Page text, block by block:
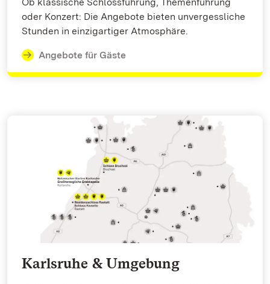
oder Konzert: Die Angebote bieten unvergessliche
Stunden in einzigartiger Atmosphäre.
Angebote für Gäste
Karlsruhe & Umgebung